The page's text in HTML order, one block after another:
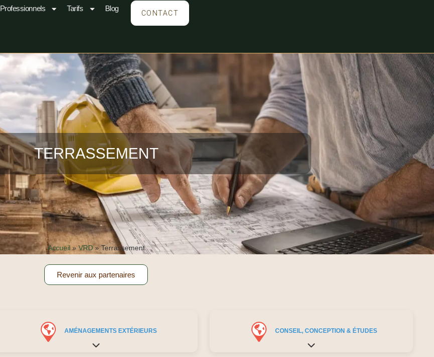
Professionnels Tarifs Blog
CONTACT
TERRASSEMENT
Accueil»VRD»Terrassement
Revenir aux partenaires
AMÉNAGEMENTS EXTÉRIEURS
Expand sub-categories
CONSEIL, CONCEPTION & ÉTUDES
Expand sub-categories